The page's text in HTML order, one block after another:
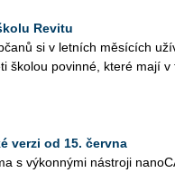
Revitu
si v let­ních mě­sí­cích
ško­lou po­vin­né, které mají v
verzi od 15. června
s vý­kon­ný­mi ná­stro­ji